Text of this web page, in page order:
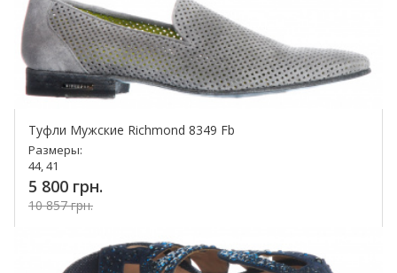
Туфли Мужские Richmond 8349 Fb
Размеры:
44, 41
5 800 грн.
10 857 грн.
Купить!